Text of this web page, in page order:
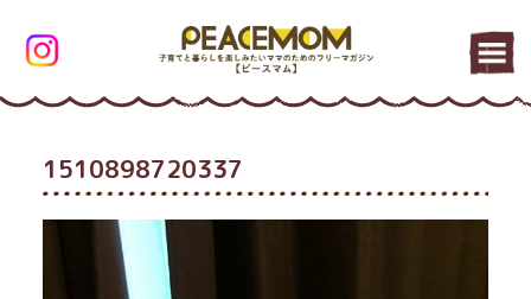
1510898720337